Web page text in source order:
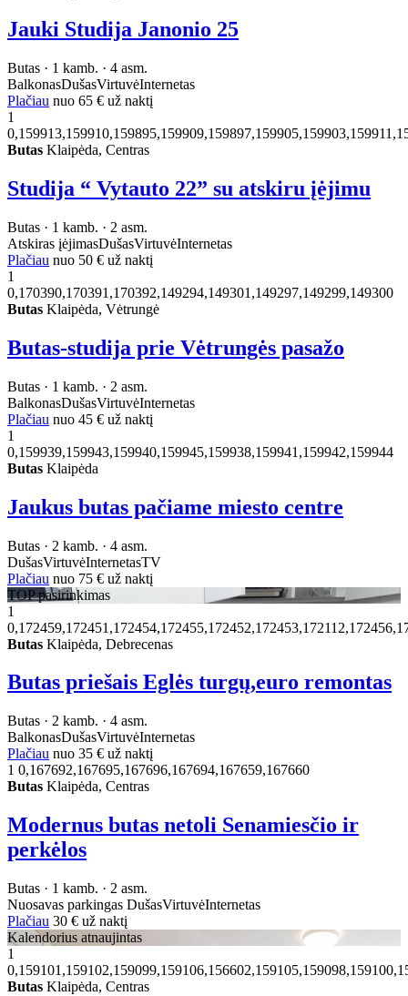
Jauki Studija Janonio 25
Butas · 1 kamb. · 4 asm.
BalkonasDušasVirtuvėInternetas
Plačiau nuo 65 € už naktį
1
Butas Klaipėda, Centras
Studija “ Vytauto 22” su atskiru įėjimu
Butas · 1 kamb. · 2 asm.
Atskiras įėjimasDušasVirtuvėInternetas
Plačiau nuo 50 € už naktį
1
0,170390,170391,170392,149294,149301,149297,149299,149300
Butas Klaipėda, Vėtrungė
Butas-studija prie Vėtrungės pasažo
Butas · 1 kamb. · 2 asm.
BalkonasDušasVirtuvėInternetas
Plačiau nuo 45 € už naktį
1
0,159939,159943,159940,159945,159938,159941,159942,159944
Butas Klaipėda
Jaukus butas pačiame miesto centre
Butas · 2 kamb. · 4 asm.
DušasVirtuvėInternetasTV
Plačiau nuo 75 € už naktį
TOP pasirinkimas
1
Butas Klaipėda, Debrecenas
Butas priešais Eglės turgų,euro remontas
Butas · 2 kamb. · 4 asm.
BalkonasDušasVirtuvėInternetas
Plačiau nuo 35 € už naktį
1 0,167692,167695,167696,167694,167659,167660
Butas Klaipėda, Centras
Modernus butas netoli Senamiesčio ir
perkėlos
Butas · 1 kamb. · 2 asm.
Nuosavas parkingas DušasVirtuvėInternetas
Plačiau 30 € už naktį
Kalendorius atnaujintas
1
Butas Klaipėda, Centras